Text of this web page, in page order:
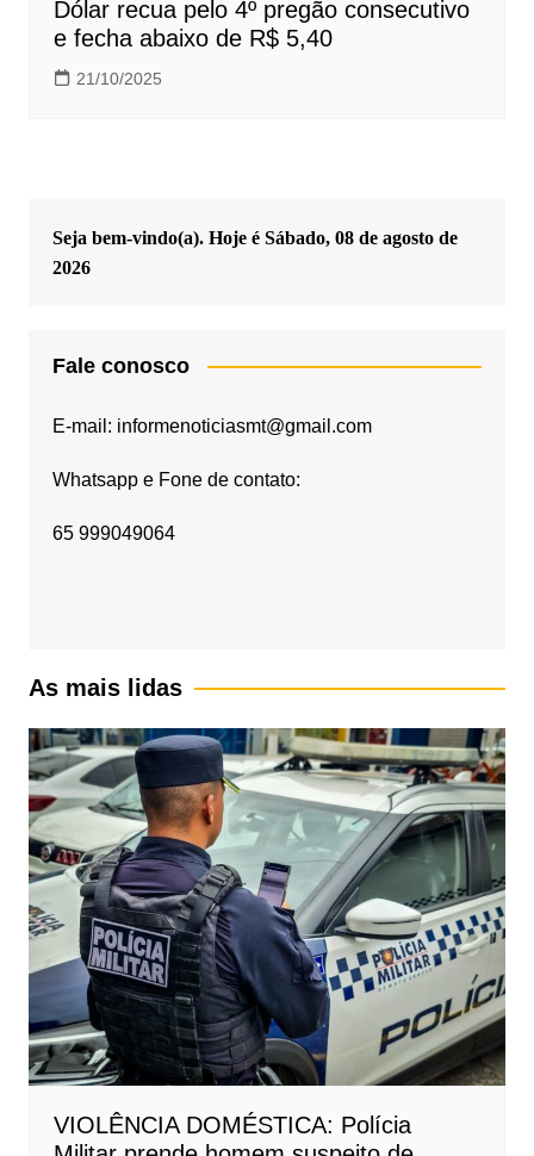
Dólar recua pelo 4º pregão consecutivo
e fecha abaixo de R$ 5,40
21/10/2025
Seja bem-vindo(a). Hoje é Sábado, 08 de agosto de
2026
Fale conosco
E-mail: informenoticiasmt@gmail.com
Whatsapp e Fone de contato:
65 999049064
As mais lidas
VIOLÊNCIA DOMÉSTICA: Polícia